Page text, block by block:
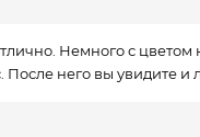
Немного с
него вы увидите и